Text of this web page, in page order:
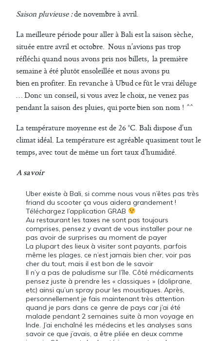
Saison pluvieuse :de novembre à avril.
La meilleure période pour aller à Bali est la saison sèche,
située entre avril et octobre. Nous n’avions pas trop
réfléchi quand nous avons pris nos billets, la première
semaine à été plutôt ensoleillée et nous avons pu
bien en profiter. En revanche à Ubud ce fût le vrai déluge
… Donc un conseil, si vous avez le choix, ne venez pas
pendant la saison des pluies, qui porte bien son nom ! ^^
La température moyenne est de 26 °C. Bali dispose d’un
climat idéal. La température est agréable quasiment tout le
temps, avec tout de même un fort taux d’humidité.
A savoir
Uber existe à Bali, si comme nous vous n’êtes pas très
friand du scooter ça vous aidera grandement !
Téléchargez l’application GRAB
Au restaurant les taxes ne sont pas toujours
comprises, pensez y avant de vous installer pour ne
pas avoir de surprises au moment de payer
La plupart des lieux à visiter sont payants, parfois
même les plages, ce n’est jamais bien cher, voir pas
cher du tout, mais il est bon de le savoir
Il n’y a pas de paludisme sur l’île. Côté médicaments
pensez juste à prendre les « classiques » (doliprane,
etc) ainsi qu’un spray pour les moustiques. Après,
personnellement je fais maintenant très attention
quand je pars dans ce genre de pays car j’ai été
malade pendant 2 semaines suite à mon voyage en
Inde. J’ai enchaîné les médecins et les analyses sans
savoir ce que j’avais, a être pliée en deux comme